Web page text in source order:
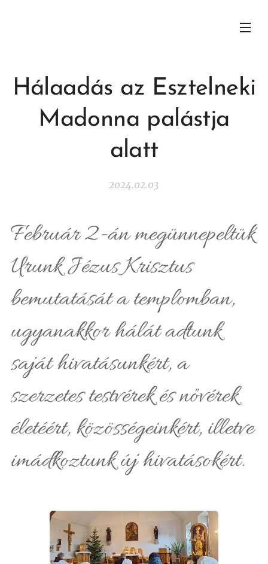
Hálaadás az Esztelneki
Madonna palástja
alatt
2024.02.03
Február 2-án megünnepeltük
Urunk Jézus Krisztus
bemutatását a templomban,
ugyanakkor hálát adtunk
saját hivatásunkért, a
szerzetes testvérek és nővérek
életéért, közösségeinkért, illetve
imádkoztunk új hivatásokért.